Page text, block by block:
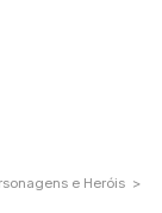
e Heróis >